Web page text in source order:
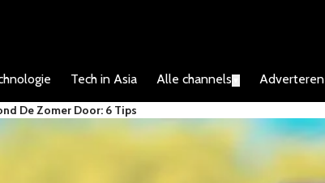
Tech in Asia Alle channels Adverteren
De Zomer Door: 6 Tips